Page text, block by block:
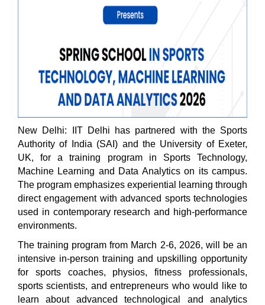
New Delhi: IIT Delhi has partnered with the Sports
Authority of India (SAI) and the University of Exeter,
UK, for a training program in Sports Technology,
Machine Learning and Data Analytics on its campus.
The program emphasizes experiential learning through
direct engagement with advanced sports technologies
used in contemporary research and high-performance
environments.
The training program from March 2-6, 2026, will be an
intensive in-person training and upskilling opportunity
for sports coaches, physios, fitness professionals,
sports scientists, and entrepreneurs who would like to
learn about advanced technological and analytics